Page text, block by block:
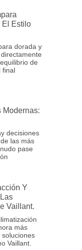
El Estilo
dorada y
de
final
Modernas:
decisiones
las más
pase
Y
Vaillant.
más
Vaillant.